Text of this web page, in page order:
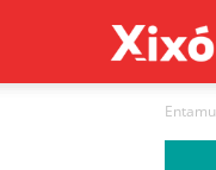
Entamu